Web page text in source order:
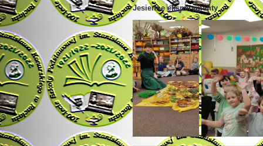
Jesienne eksperymenty